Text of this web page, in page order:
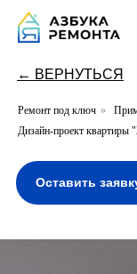
← ВЕРНУТЬСЯ
Ремонт под ключ »
Дизайн-проект
Оставить заявку на